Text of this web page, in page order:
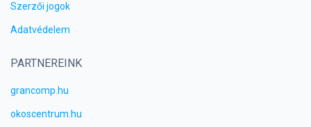
Szerzői jogok
Adatvédelem
PARTNEREINK
grancomp.hu
okoscentrum.hu